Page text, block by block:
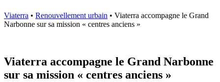
Viaterra • Renouvellement urbain • Viaterra accompagne le Grand
Narbonne sur sa mission « centres anciens »
Viaterra accompagne le Grand Narbonne
sur sa mission « centres anciens »